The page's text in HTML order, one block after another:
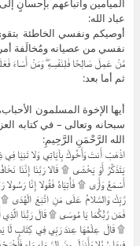
الميامين وأتباعهم بإحسانٍ
عباد الله:
أوصيكم ونفسي الخاطئة
نفسي من عصيانه ومُخالَفة
مَّنْ عَمِلَ صَالِحًا فَلِنَفْسِهِ ۖ وَمَنْ أَسَاءَ
ثم أما بعد:
أيها الإخوة المسلمون
سبحانه وتعالى – في كتابه
الله الرَّحْمَنِ الرَّحِيمِ:
اذْهَبْ أَنتَ وَأَخُوكَ بِآيَاتِي وَلا تَنِيَا فِي
يَتَذَكَّرُ أَوْ يَخْشَى ۩ قَالا رَبَّنَا إِنَّنَا
أَسْمَعُ وَأَرَى ۩ فَأْتِيَاهُ فَقُولا إِنَّا
رَّبِّكَ وَالسَّلامُ عَلَى مَنِ اتَّبَعَ الْهُدَى
فَمَن رَّبُّكُمَا يَا مُوسَى ۩ قَالَ رَبُّنَا
۩ قَالَ عِلْمُهَا عِندَ رَبِّي فِي كِتَابٍ لّا